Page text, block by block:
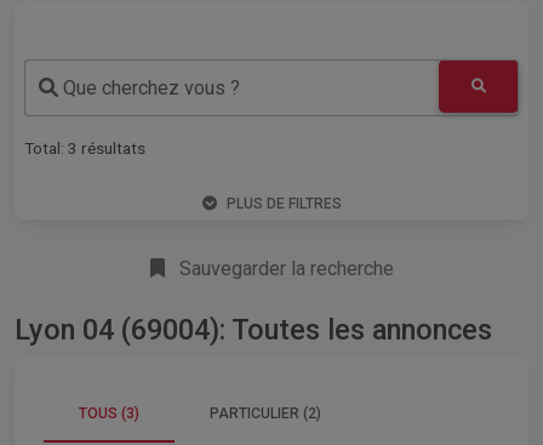
Que cherchez vous ?
Total: 3 résultats
PLUS DE FILTRES
Sauvegarder la recherche
Lyon 04 (69004): Toutes les annonces
TOUS (3) PARTICULIER (2)